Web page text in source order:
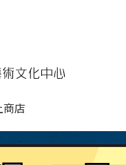
術文化
店